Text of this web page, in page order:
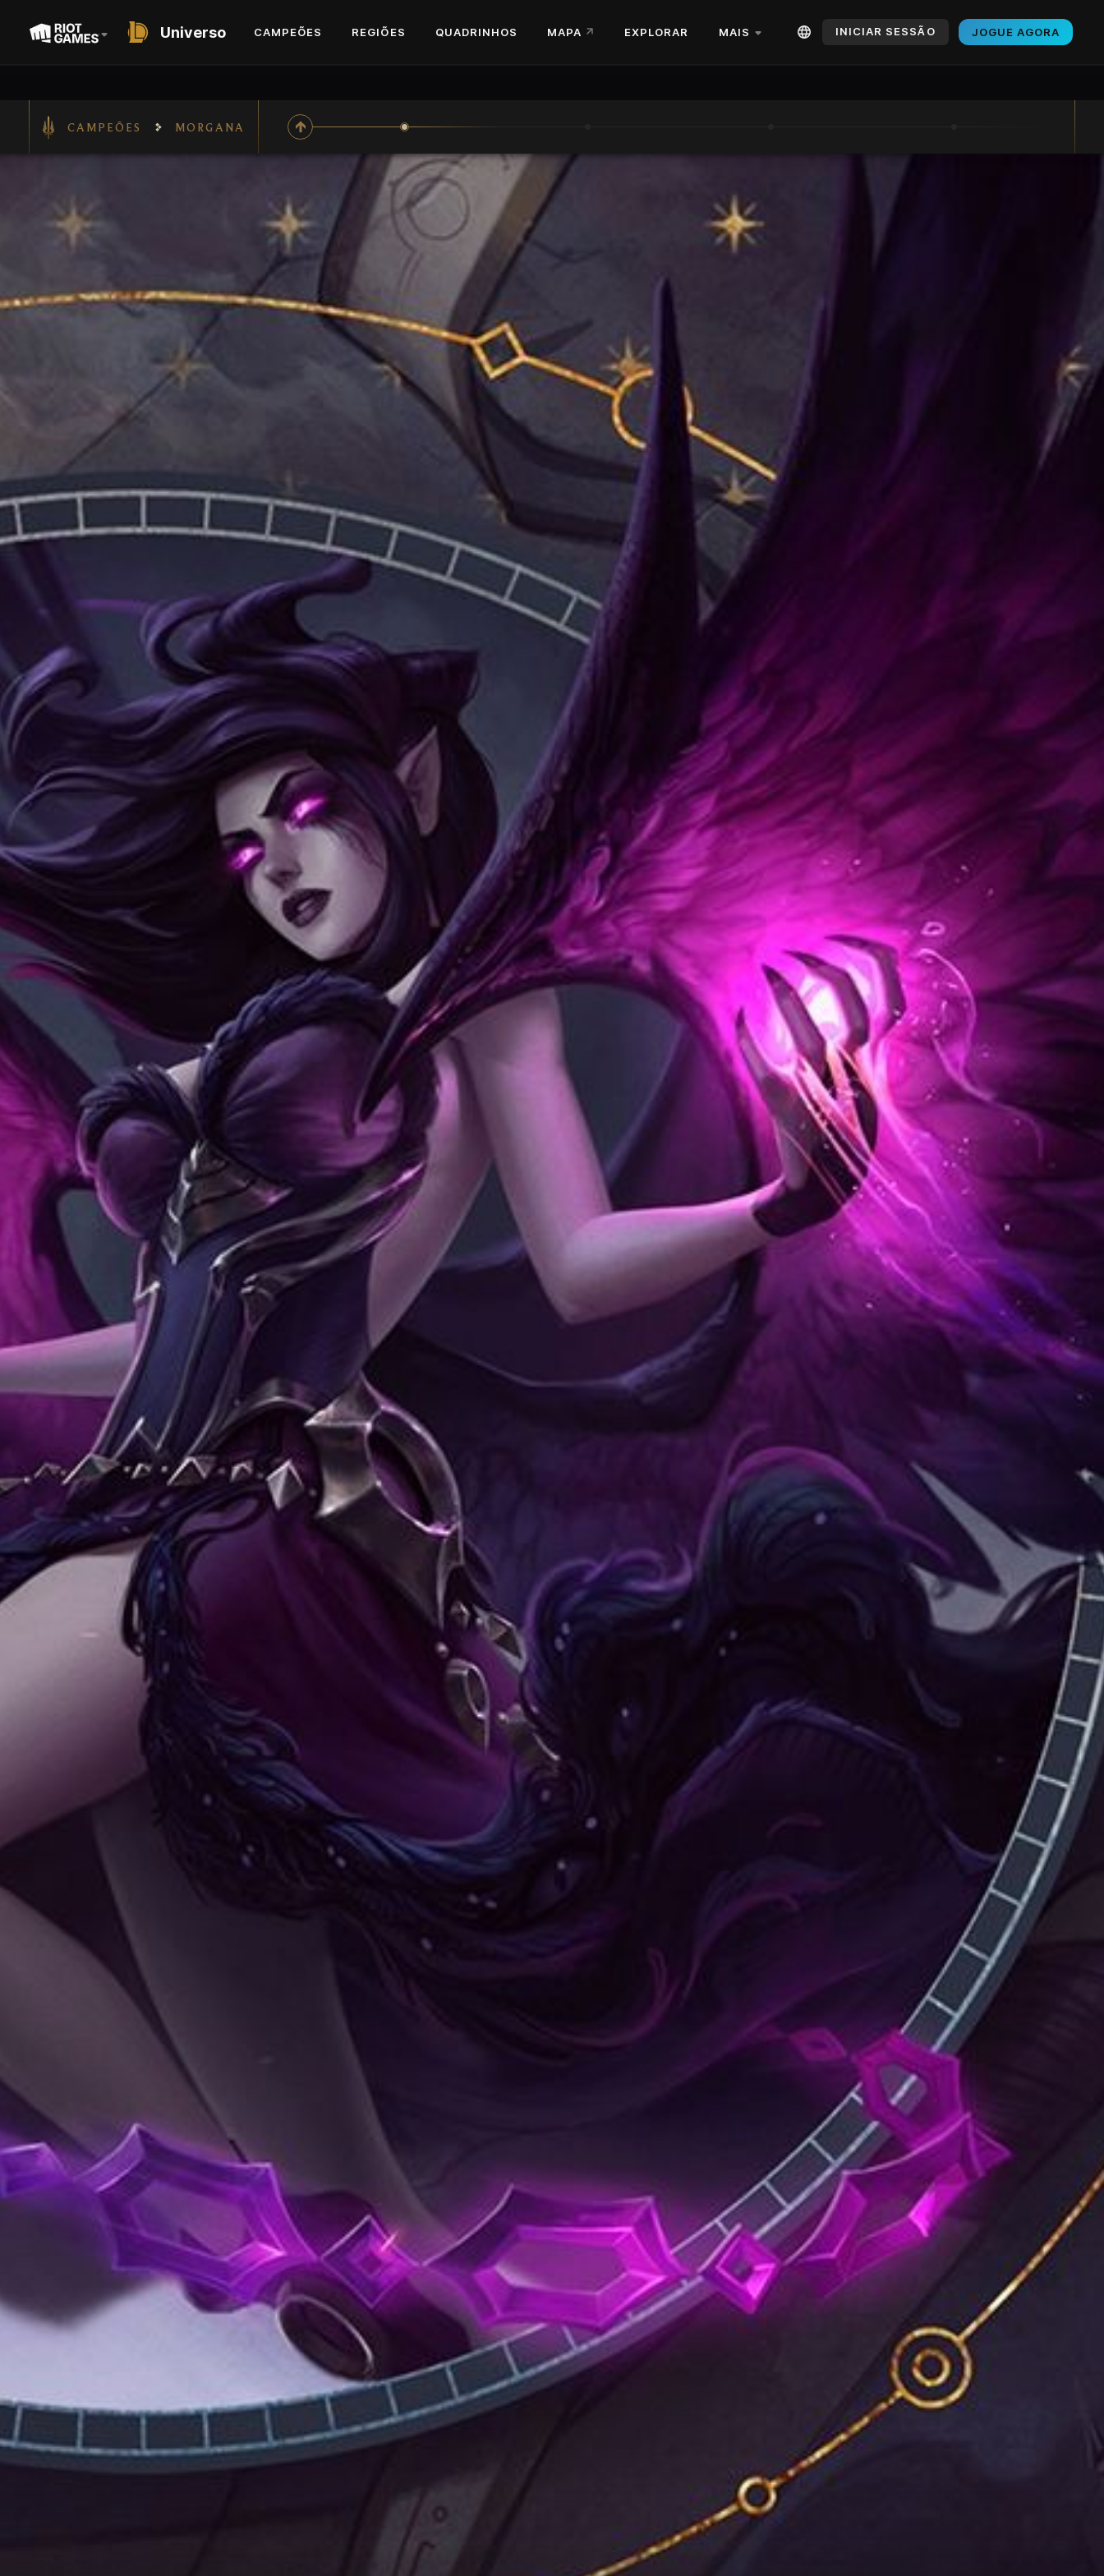
CAMPEÕES MORGANA
Universo CAMPEÕES REGIÕES QUADRINHOS MAPA EXPLORAR MAIS INICIAR SESSÃO JOGUE AGORA